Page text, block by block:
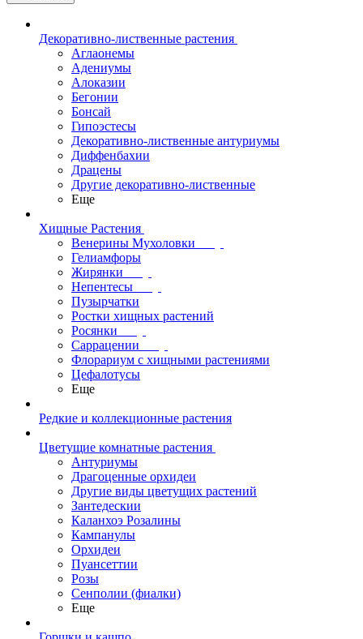
Декоративно-лиственные растения
Аглаонемы
Адениумы
Алоказии
Бегонии
Бонсай
Гипоэстесы
Декоративно-лиственные антуриумы
Диффенбахии
Драцены
Другие декоративно-лиственные
Еще
Хищные Растения
Венерины Мухоловки
Гелиамфоры
Жирянки
Непентесы
Пузырчатки
Ростки хищных растений
Росянки
Саррацении
Флорариум с хищными растениями
Цефалотусы
Еще
Редкие и коллекционные растения
Цветущие комнатные растения
Антуриумы
Драгоценные орхидеи
Другие виды цветущих растений
Зантедескии
Каланхоэ Розалины
Кампанулы
Орхидеи
Пуансеттии
Розы
Сенполии (фиалки)
Еще